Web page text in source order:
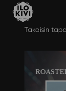
Takaisin